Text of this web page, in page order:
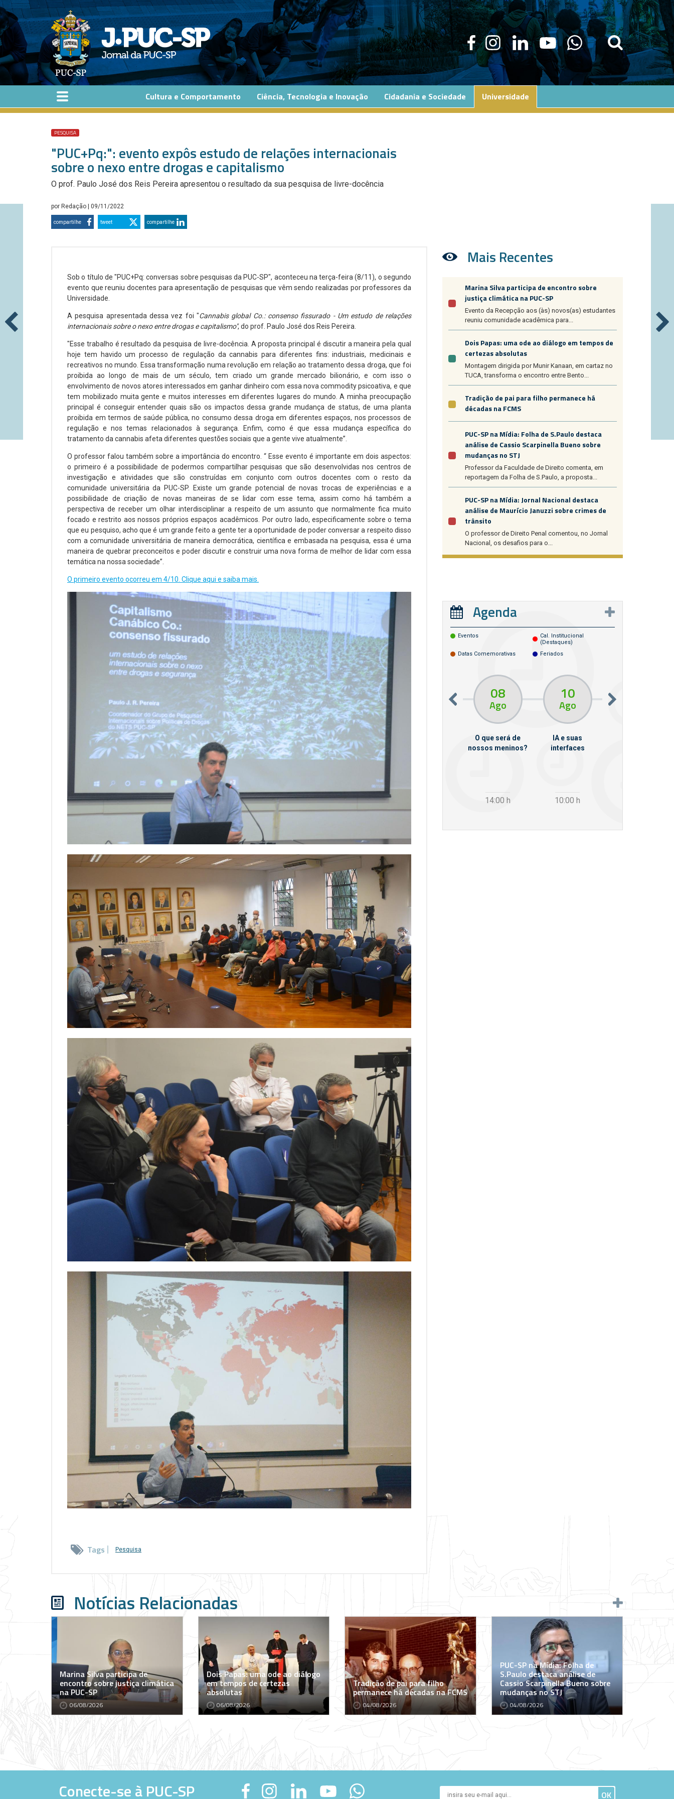
Pular para o conteúdo principal
Cultura e Comportamento Ciência, Tecnologia e Inovação Cidadania e Sociedade Universidade
PESQUISA
"PUC+Pq:": evento expôs estudo de relações internacionais
sobre o nexo entre drogas e capitalismo
O prof. Paulo José dos Reis Pereira apresentou o resultado da sua pesquisa de livre-docência
por Redação | 09/11/2022
compartilhe tweet compartilhe
Sob o título de "PUC+Pq: conversas sobre pesquisas da PUC-SP", aconteceu na terça-feira (8/11), o segundo
evento que reuniu docentes para apresentação de pesquisas que vêm sendo realizadas por professores da
Universidade.
A pesquisa apresentada dessa vez foi "Cannabis global Co.: consenso fissurado - Um estudo de relações
internacionais sobre o nexo entre drogas e capitalismo", do prof. Paulo José dos Reis Pereira.
"Esse trabalho é resultado da pesquisa de livre-docência. A proposta principal é discutir a maneira pela qual
hoje tem havido um processo de regulação da cannabis para diferentes fins: industriais, medicinais e
recreativos no mundo. Essa transformação numa revolução em relação ao tratamento dessa droga, que foi
proibida ao longo de mais de um século, tem criado um grande mercado bilionário, e com isso o
envolvimento de novos atores interessados em ganhar dinheiro com essa nova commodity psicoativa, e que
tem mobilizado muita gente e muitos interesses em diferentes lugares do mundo. A minha preocupação
principal é conseguir entender quais são os impactos dessa grande mudança de status, de uma planta
proibida em termos de saúde pública, no consumo dessa droga em diferentes espaços, nos processos de
regulação e nos temas relacionados à segurança. Enfim, como é que essa mudança específica do
tratamento da cannabis afeta diferentes questões sociais que a gente vive atualmente”.
O professor falou também sobre a importância do encontro. “ Esse evento é importante em dois aspectos:
o primeiro é a possibilidade de podermos compartilhar pesquisas que são desenvolvidas nos centros de
investigação e atividades que são construídas em conjunto com outros docentes com o resto da
comunidade universitária da PUC-SP. Existe um grande potencial de novas trocas de experiências e a
possibilidade de criação de novas maneiras de se lidar com esse tema, assim como há também a
perspectiva de receber um olhar interdisciplinar a respeito de um assunto que normalmente fica muito
focado e restrito aos nossos próprios espaços acadêmicos. Por outro lado, especificamente sobre o tema
que eu pesquiso, acho que é um grande feito a gente ter a oportunidade de poder conversar a respeito disso
com a comunidade universitária de maneira democrática, científica e embasada na pesquisa, essa é uma
maneira de quebrar preconceitos e poder discutir e construir uma nova forma de melhor de lidar com essa
temática na nossa sociedade”.
O primeiro evento ocorreu em 4/10. Clique aqui e saiba mais.
Tags Pesquisa
Mais Recentes
Marina Silva participa de encontro sobre
justiça climática na PUC-SP
Evento da Recepção aos (às) novos(as) estudantes
reuniu comunidade acadêmica para...
Dois Papas: uma ode ao diálogo em tempos de
certezas absolutas
Montagem dirigida por Munir Kanaan, em cartaz no
TUCA, transforma o encontro entre Bento...
Tradição de pai para filho permanece há
décadas na FCMS
PUC-SP na Mídia: Folha de S.Paulo destaca
análise de Cassio Scarpinella Bueno sobre
mudanças no STJ
Professor da Faculdade de Direito comenta, em
reportagem da Folha de S.Paulo, a proposta...
PUC-SP na Mídia: Jornal Nacional destaca
análise de Maurício Januzzi sobre crimes de
trânsito
O professor de Direito Penal comentou, no Jornal
Nacional, os desafios para o...
Agenda
Eventos
Cal. Institucional
(destaques)
Datas Comemorativas
Feriados
18 20
Ago
V Semana de
Pesquisa e
Inovação da FEA
17:00h
08
Ago
O que será de
nossos meninos?
14:00 h
10
Ago
IA e suas
interfaces
10:00 h
Notícias Relacionadas
Marina Silva participa de
encontro sobre justiça climática
na PUC-SP
06/08/2026
Dois Papas: uma ode ao diálogo
em tempos de certezas
absolutas
06/08/2026
Tradição de pai para filho
permanece há décadas na FCMS
04/08/2026
PUC-SP na Mídia: Folha de
S.Paulo destaca análise de
Cassio Scarpinella Bueno sobre
mudanças no STJ
04/08/2026
Conecte-se à PUC-SP